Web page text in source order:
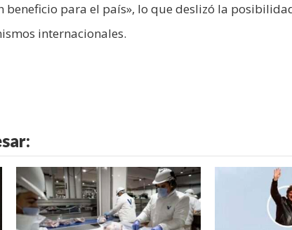
para el país», lo que deslizó la
internacionales.